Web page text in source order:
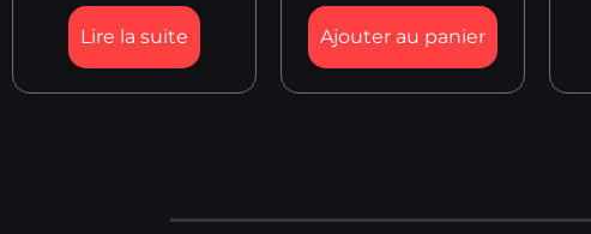
Lire la suite Ajouter au panier